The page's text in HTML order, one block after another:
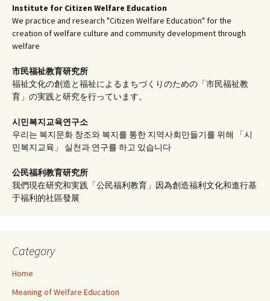
Institute for Citizen Welfare Education
We practice and research "Citizen Welfare Education" for the
creation of welfare culture and community development through
welfare
市民福祉教育研究所
福祉文化の創造と福祉によるまちづくりのための「市民福祉教
育」の実践と研究を行っています。
시민복지교육연구소
우리는 복지문화 창조와 복지를 통한 지역사회만들기를 위해 「시
민복지교육」 실천과 연구를 하고 있습니다
公民福利教育研究所
我們現在研究和実践「公民福利教育」因為創造福利文化和進行基
于福利的社區發展
Category
Home
Meaning of Welfare Education